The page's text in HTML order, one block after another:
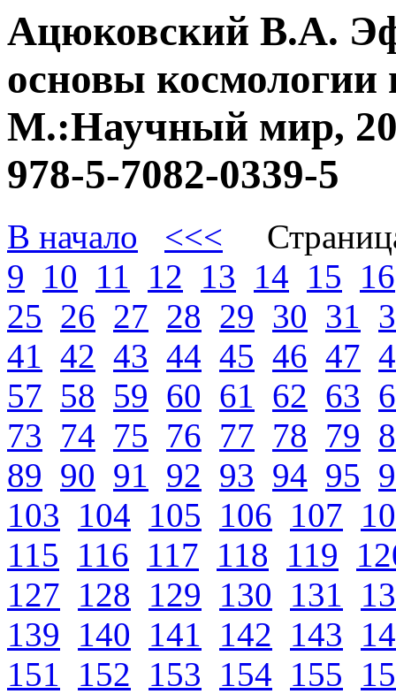
Ацюковский В.А.
основы космологии
М.:Научный мир,
978-5-7082-0339-5
В начало <<<
9 10 11 12 13 14 15 16
25 26 27 28 29 30 31
41 42 43 44 45 46 47
57 58 59 60 61 62 63
73 74 75 76 77 78 79
89 90 91 92 93 94 95
103 104 105 106 107
115 116 117 118 119
127 128 129 130 131
139 140 141 142 143
151
152 153 154 155